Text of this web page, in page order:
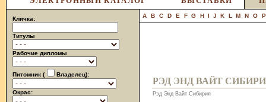
Кличка:
Титулы
Рабочие дипломы
Питомник ( Владелец):
Окрас:
A B C D E F G H I J K L M N O P
РЭД ЭНД ВАЙТ
Рэд Энд Вайт Сибирия